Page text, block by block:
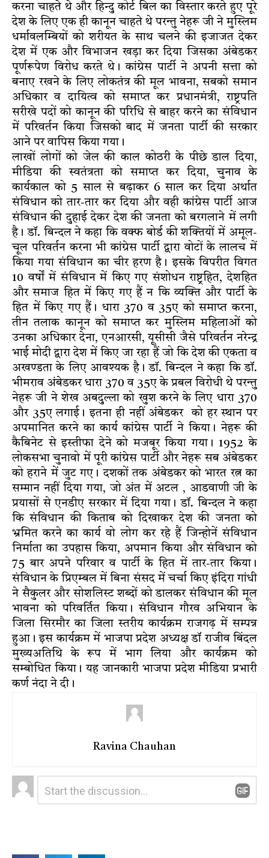
करना चाहते थे और हिन्दु कोर्ट बिल का विस्तार करते हुए पूरे
देश के लिए एक ही कानून चाहते थे परन्तु नेहरू जी ने मुस्लिम
धर्मावलम्बियों को शरीयत के साथ चलने की इजाजत देकर
देश में एक और विभाजन खड़ा कर दिया जिसका अंबेडकर
पूर्णरूपेण विरोध करते थे। कांग्रेस पार्टी ने अपनी सत्ता को
बनाए रखने के लिए लोकतंत्र की मूल भावना, सबको समान
अधिकार व दायित्व को समाप्त कर प्रधानमंत्री, राष्ट्रपति
सरीखे पदों को कानून की परिधि से बाहर करने का संविधान
में परिवर्तन किया जिसको बाद में जनता पार्टी की सरकार
आने पर वापिस किया गया।
लाखों लोगों को जेल की काल कोठरी के पीछे डाल दिया,
मीडिया की स्वतंत्रता को समाप्त कर दिया, चुनाव के
कार्यकाल को 5 साल से बढ़ाकर 6 साल कर दिया अर्थात
संविधान को तार-तार कर दिया और वही कांग्रेस पार्टी आज
संविधान की दुहाई देकर देश की जनता को बरगलाने में लगी
है। डाॅ. बिन्दल ने कहा कि वक्फ बोर्ड की शक्तियों में अमूल-
चूल परिवर्तन करना भी कांग्रेस पार्टी द्वारा वोटों के लालच में
किया गया संविधान का चीर हरण है। इसके विपरीत विगत
10 वर्षों में संविधान में किए गए संशोधन राष्ट्रहित, देशहित
और समाज हित में किए गए हैं न कि व्यक्ति और पार्टी के
हित में किए गए हैं। धारा 370 व 35ए को समाप्त करना,
तीन तलाक कानून को समाप्त कर मुस्लिम महिलाओं को
उनका अधिकार देना, एनआरसी, यूसीसी जैसे परिवर्तन नरेन्द्र
भाई मोदी द्वारा देश में किए जा रहा हैं जो कि देश की एकता व
अखण्डता के लिए आवश्यक है। डाॅ. बिन्दल ने कहा कि डाॅ.
भीमराव अंबेडकर धारा 370 व 35ए के प्रबल विरोधी थे परन्तु
नेहरू जी ने शेख अबदुल्ला को खुश करने के लिए धारा 370
और 35ए लगाई। इतना ही नहीं अंबेडकर को हर स्थान पर
अपमानित करने का कार्य कांग्रेस पार्टी ने किया। नेहरू की
कैबिनेट से इस्तीफा देने को मजबूर किया गया। 1952 के
लोकसभा चुनावो में पूरी कांग्रेस पार्टी और नेहरू सब अंबेडकर
को हराने में जुट गए। दशकों तक अंबेडकर को भारत रत्न का
सम्मान नहीं दिया गया, जो अंत में अटल , आडवाणी जी के
प्रयासों से एनडीए सरकार में दिया गया। डाॅ. बिन्दल ने कहा
कि संविधान की किताब को दिखाकर देश की जनता को
भ्रमित करने का कार्य वो लोग कर रहे हैं जिन्होनें संविधान
निर्माता का उपहास किया, अपमान किया और संविधान को
75 बार अपने परिवार व पार्टी के हित में तार-तार किया।
संविधान के प्रिएम्बल में बिना संसद में चर्चा किए इंदिरा गांधी
ने सैकुलर और सोशलिस्ट शब्दों को डालकर संविधान की मूल
भावना को परिवर्तित किया। संविधान गौरव अभियान के
जिला सिरमौर का जिला स्तरीय कार्यक्रम राजगढ़ में सम्पन्न
हुआ। इस कार्यक्रम में भाजपा प्रदेश अध्यक्ष डॉ राजीव बिंदल
मुख्यअतिथि के रूप में भाग लिया और कार्यक्रम को
सम्बोधित किया। यह जानकारी भाजपा प्रदेश मीडिया प्रभारी
कर्ण नंदा ने दी।
Ravina Chauhan
Leave
a
Comment